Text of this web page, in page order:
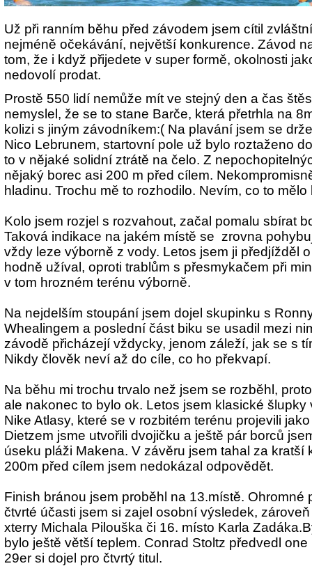
Už při ranním běhu před závodem jsem cítil
nejméně očekávání, největší konkurence. Závod
tom, že i když přijedete v super formě, okolnosti
nedovolí prodat.
Prostě 550 lidí nemůže mít ve stejný den a čas
nemyslel, že se to stane Barče, která přetrhla na
kolizi s jiným závodníkem:( Na plavání jsem se
Nico Lebrunem, startovní pole už bylo roztaženo
to v nějaké solidní ztrátě na čelo. Z
nějaký borec asi 200 m před cílem.
hladinu. Trochu mě to rozhodilo. Nevím, co to mělo
Kolo jsem rozjel s rozvahout, začal pomalu sbírat
Taková indikace na jakém místě se zrovna
vždy leze výborně z vody. Letos jsem ji předjížděl
hodně užíval, oproti trablům s přesmykačem při
v tom hrozném terénu výborně.
Na nejdelším stoupání jsem dojel skupinku s
Whealingem a poslední část biku se usadil mezi
závodě přicházejí vždycky, jenom záleží, jak se s
Nikdy člověk neví až do cíle, co ho překvapí.
Na běhu mi trochu trvalo než jsem se rozběhl,
ale nakonec to bylo ok. Letos jsem klasické šlupky
Nike Atlasy, které se v rozbitém terénu projevili
Dietzem jsme utvořili dvojičku a ještě pár borců
úseku pláži Makena. V závěru jsem tahal za kratší
200m před cílem jsem nedokázal odpovědět.
Finish bránou jsem proběhl na 13.místě. Ohromné
čtvrté účasti jsem si zajel osobní výsledek,
xterry Michala Pilouška či 16. místo Karla
bylo ještě větší teplem. Conrad Stoltz předvedl
29er si dojel pro čtvrtý titul.